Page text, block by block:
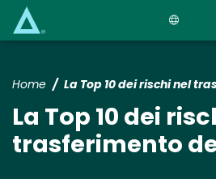
Home La Top 10 dei rischi nel
La Top 10 dei
trasferimento